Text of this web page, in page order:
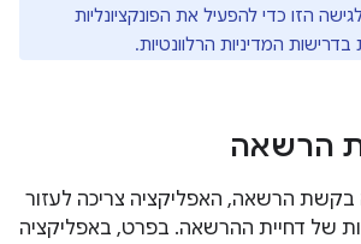
הזו כדי להפעיל את הפונקציונליות
המדיניות הרלוונטיות.
הרשאה
הרשאה, האפליקציה צריכה לעזור
של דחיית ההרשאה. בפרט, באפליקציה